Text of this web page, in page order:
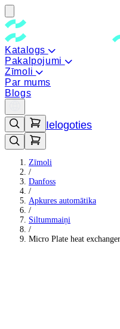
Katalogs
Pakalpojumi
Zīmoli
Par mums
Blogs
Ielogoties
Zīmoli
/
Danfoss
/
Apkures automātika
/
Siltummaiņi
/
Micro Plate heat